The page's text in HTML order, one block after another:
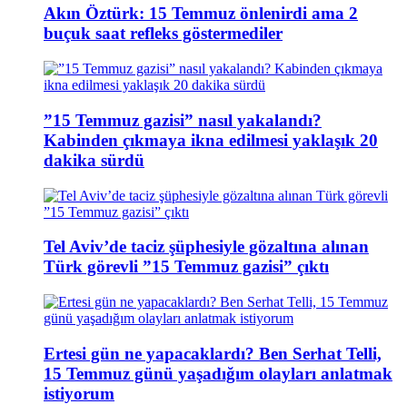
Akın Öztürk: 15 Temmuz önlenirdi ama 2
buçuk saat refleks göstermediler
”15 Temmuz gazisi” nasıl yakalandı?
Kabinden çıkmaya ikna edilmesi yaklaşık 20
dakika sürdü
Tel Aviv’de taciz şüphesiyle gözaltına alınan
Türk görevli ”15 Temmuz gazisi” çıktı
Ertesi gün ne yapacaklardı? Ben Serhat Telli,
15 Temmuz günü yaşadığım olayları anlatmak
istiyorum